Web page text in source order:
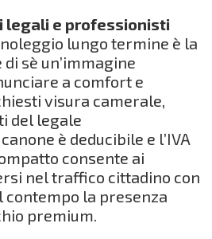
legali e professionisti
lungo termine è la
sè un’immagine
a comfort e
visura camerale,
del legale
è deducibile e l’IVA
consente ai
nel traffico cittadino con
la presenza
premium.